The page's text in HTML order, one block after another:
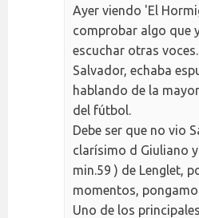
Ayer viendo 'El
comprobar algo que
escuchar otras
Salvador, echaba
hablando de la
del fútbol.
Debe ser que no vio
clarísimo d Giuliano
min.59 ) de Lenglet,
momentos,
Uno de los